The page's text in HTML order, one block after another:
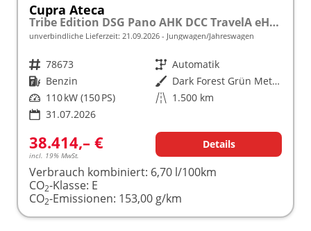
Cupra Ateca
Tribe Edition DSG Pano AHK DCC TravelA eHk Memory
unverbindliche Lieferzeit: 21.09.2026 Jungwagen/Jahreswagen
Fahrzeugnr. 78673 Getriebe Automatik
Kraftstoff Benzin Außenfarbe
Dark Forest Grün Metallic
Leistung 110 kW (150 PS) Kilometerstand 1.500 km
31.07.2026
38.414,– €
incl. 19% MwSt.
Details
Verbrauch kombiniert: 6,70 l/100km
CO2-Klasse: E
CO2-Emissionen: 153,00 g/km